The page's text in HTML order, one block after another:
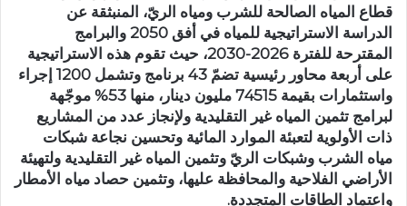
قطاع المياه الصالحة للشرب ومياه الريّ، المنبثقة عن
الدراسة الاستراتيجية للمياه في أفق 2050 والبرامج
المقترحة للفترة 2026-2030، حيث تقوم هذه الاستراتيجية
على أربعة محاور رئيسية تضمّ 43 برنامج وتشمل 1200 إجراء
واستثمارات بقيمة 74515 مليون دينار، منها 53% موجّهة
لبرامج تثمين المياه غير التقليدية ولإنجاز عدد من المشاريع
ذات الأولوية لتعبئة الموارد المائية وتحسين نجاعة شبكات
مياه الشرب وشبكات الريّ وتثمين المياه غير التقليدية ولتهيئة
الأراضي الفلاحية والمحافظة عليها، وتثمين حصاد مياه الأمطار
واعتماد الطاقات المتجددة.